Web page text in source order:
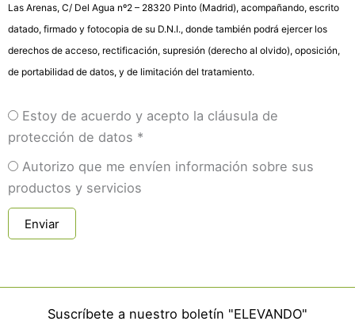
Las Arenas, C/ Del Agua nº2 – 28320 Pinto (Madrid), acompañando, escrito
datado, firmado y fotocopia de su D.N.I., donde también podrá ejercer los
derechos de acceso, rectificación, supresión (derecho al olvido), oposición,
de portabilidad de datos, y de limitación del tratamiento.
Estoy de acuerdo y acepto la cláusula de
protección de datos *
Autorizo que me envíen información sobre sus
productos y servicios
Enviar
Suscríbete a nuestro boletín "ELEVANDO"